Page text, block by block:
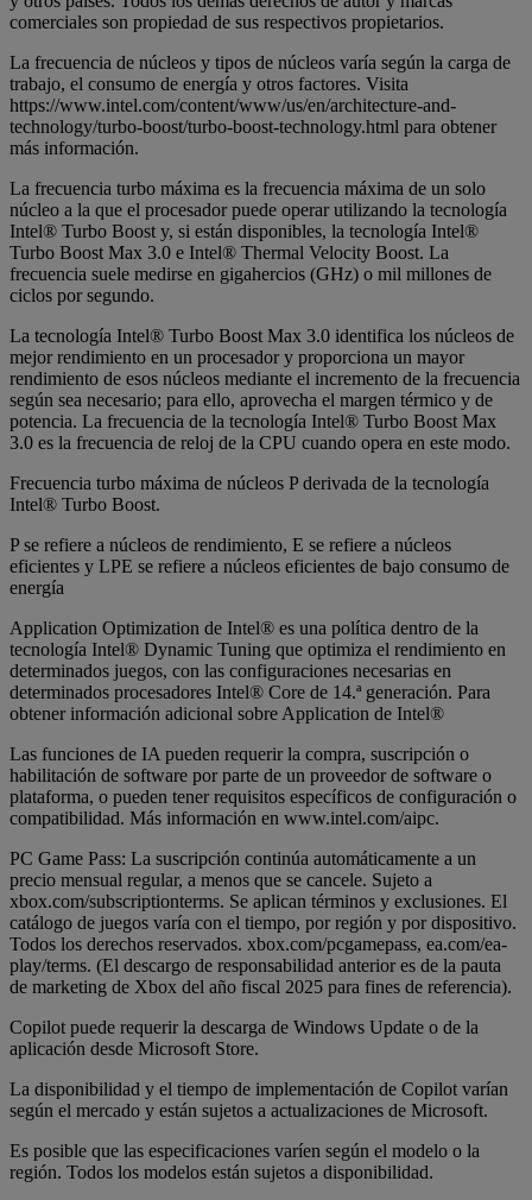
comerciales son propiedad de sus respectivos propietarios.
La frecuencia de núcleos y tipos de núcleos varía según la carga de
trabajo, el consumo de energía y otros factores. Visita
https://www.intel.com/content/www/us/en/architecture-and-
technology/turbo-boost/turbo-boost-technology.html para obtener
más información.
La frecuencia turbo máxima es la frecuencia máxima de un solo
núcleo a la que el procesador puede operar utilizando la tecnología
Intel® Turbo Boost y, si están disponibles, la tecnología Intel®
Turbo Boost Max 3.0 e Intel® Thermal Velocity Boost. La
frecuencia suele medirse en gigahercios (GHz) o mil millones de
ciclos por segundo.
La tecnología Intel® Turbo Boost Max 3.0 identifica los núcleos de
mejor rendimiento en un procesador y proporciona un mayor
rendimiento de esos núcleos mediante el incremento de la frecuencia
según sea necesario; para ello, aprovecha el margen térmico y de
potencia. La frecuencia de la tecnología Intel® Turbo Boost Max
3.0 es la frecuencia de reloj de la CPU cuando opera en este modo.
Frecuencia turbo máxima de núcleos P derivada de la tecnología
Intel® Turbo Boost.
P se refiere a núcleos de rendimiento, E se refiere a núcleos
eficientes y LPE se refiere a núcleos eficientes de bajo consumo de
energía
Application Optimization de Intel® es una política dentro de la
tecnología Intel® Dynamic Tuning que optimiza el rendimiento en
determinados juegos, con las configuraciones necesarias en
determinados procesadores Intel® Core de 14.ª generación. Para
obtener información adicional sobre Application de Intel®
Las funciones de IA pueden requerir la compra, suscripción o
habilitación de software por parte de un proveedor de software o
plataforma, o pueden tener requisitos específicos de configuración o
compatibilidad. Más información en www.intel.com/aipc.
PC Game Pass: La suscripción continúa automáticamente a un
precio mensual regular, a menos que se cancele. Sujeto a
xbox.com/subscriptionterms. Se aplican términos y exclusiones. El
catálogo de juegos varía con el tiempo, por región y por dispositivo.
Todos los derechos reservados. xbox.com/pcgamepass, ea.com/ea-
play/terms. (El descargo de responsabilidad anterior es de la pauta
de marketing de Xbox del año fiscal 2025 para fines de referencia).
Copilot puede requerir la descarga de Windows Update o de la
aplicación desde Microsoft Store.
La disponibilidad y el tiempo de implementación de Copilot varían
según el mercado y están sujetos a actualizaciones de Microsoft.
Es posible que las especificaciones varíen según el modelo o la
región. Todos los modelos están sujetos a disponibilidad.